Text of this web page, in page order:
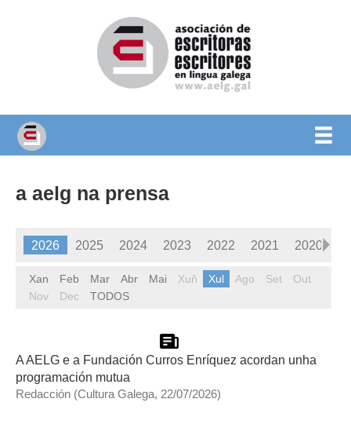
a aelg na prensa
2026 2025 2024 2023 2022 2021 2020
1985 1984 1983 1982 1981 1980
Xan Feb Mar Abr Mai Xuñ Xul Ago Set
Out
Nov
Dec TODOS
A AELG e a Fundación Curros Enríquez acordan unha
programación mutua
Redacción (Cultura Galega, 22/07/2026)